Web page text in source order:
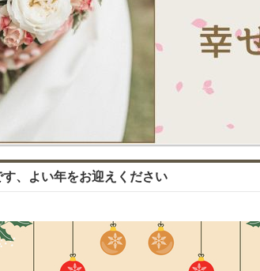
、よい年をお迎えください